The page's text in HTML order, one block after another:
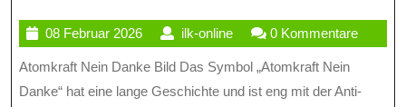
08 Februar 202608
Februar
2026
ilk-onlineilk-
online
0 Kommentare
Atomkraft Nein Danke Bild Das Symbol „Atomkraft Nein
Danke“ hat eine lange Geschichte und ist eng mit der Anti-